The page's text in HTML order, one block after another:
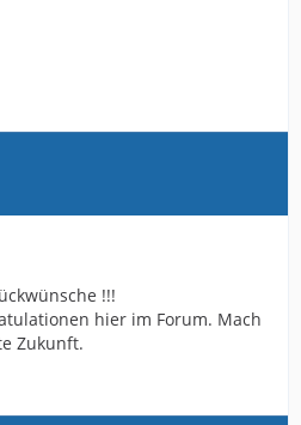
!!!
hier im Forum. Mach
Zukunft.